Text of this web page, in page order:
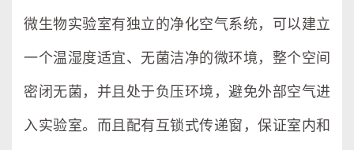
微生物实验室有独立的净化空气系统，可以建立
一个温湿度适宜、无菌洁净的微环境，整个空间
密闭无菌，并且处于负压环境，避免外部空气进
入实验室。而且配有互锁式传递窗，保证室内和